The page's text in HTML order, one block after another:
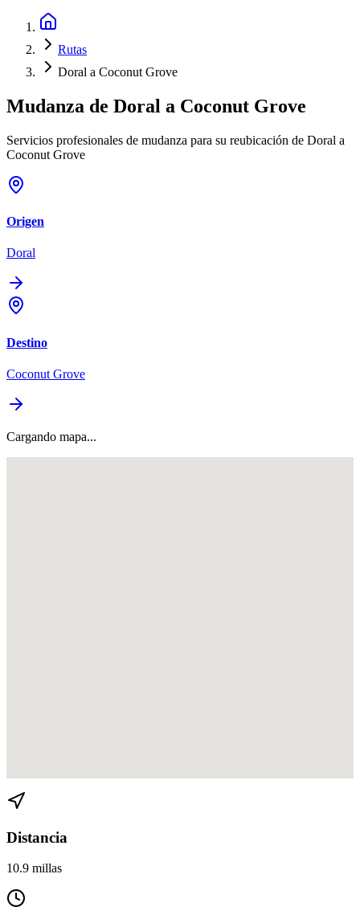
Rutas
Doral a Coconut Grove
Mudanza de Doral a Coconut Grove
Servicios profesionales de mudanza para su reubicación de Doral a
Coconut Grove
Origen
Doral
Destino
Coconut Grove
Cargando mapa...
Distancia
10.9 millas